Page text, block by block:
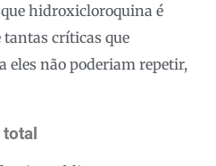
hidroxicloroquina é
tantas críticas que
eles não poderiam repetir,